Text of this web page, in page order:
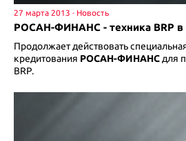
27 марта 2013
РОСАН-ФИНАНС - техника BRP в
Продолжает действовать
кредитования РОСАН-ФИНАНС для
BRP.